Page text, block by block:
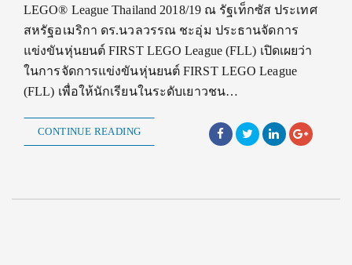
LEGO® League Thailand 2018/19 ณ รัฐเท็กซัส ประเทศ
สหรัฐอเมริกา ดร.นวลวรรณ ชะอุ่ม ประธานจัดการ
แข่งขันหุ่นยนต์ FIRST LEGO League (FLL) เปิดเผยว่า
ในการจัดการแข่งขันหุ่นยนต์ FIRST LEGO League
(FLL) เพื่อให้นักเรียนในระดับเยาวชน…
CONTINUE READING